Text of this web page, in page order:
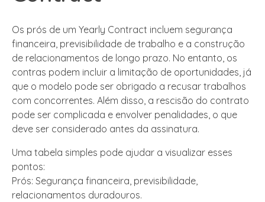
Os prós de um Yearly Contract incluem segurança
financeira, previsibilidade de trabalho e a construção
de relacionamentos de longo prazo. No entanto, os
contras podem incluir a limitação de oportunidades, já
que o modelo pode ser obrigado a recusar trabalhos
com concorrentes. Além disso, a rescisão do contrato
pode ser complicada e envolver penalidades, o que
deve ser considerado antes da assinatura.
Uma tabela simples pode ajudar a visualizar esses
pontos:
Prós: Segurança financeira, previsibilidade,
relacionamentos duradouros.